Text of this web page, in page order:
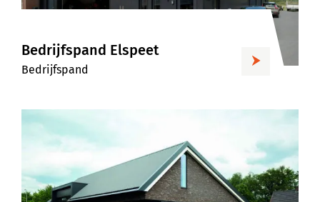
Bedrijfspand Elspeet
Bedrijfspand